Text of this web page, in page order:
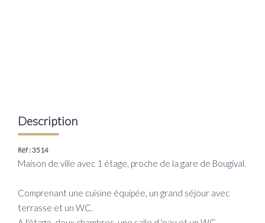
Description
Réf : 3514
Maison de ville avec 1 étage, proche de la gare de Bougival.
Comprenant une cuisine équipée, un grand séjour avec
terrasse et un WC.